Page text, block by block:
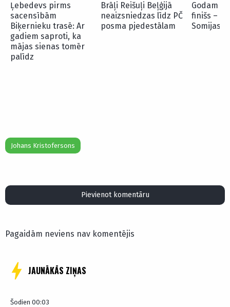
Ļebedevs pirms
sacensībām
Biķernieku trasē: Ar
gadiem saproti, ka
mājas sienas tomēr
palīdz
Brāļi Reišuļi Beļģijā
neaizsniedzas līdz PČ
posma pjedestālam
Godam
finišs –
Somijas
Johans Kristofersons
Pievienot komentāru
Pagaidām neviens nav komentējis
JAUNĀKĀS ZIŅAS
Šodien 00:03